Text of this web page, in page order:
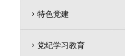
特色党建
党纪学习教育